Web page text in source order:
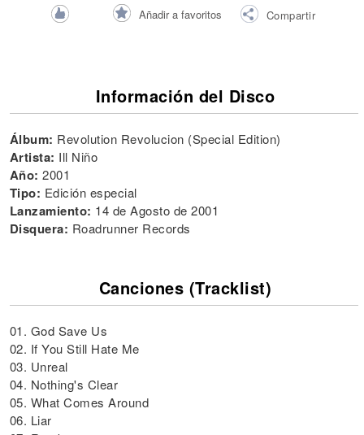
Añadir a favoritos Compartir
Información del Disco
Álbum: Revolution Revolucion (Special Edition)
Artista: Ill Niño
Año: 2001
Tipo: Edición especial
Lanzamiento: 14 de Agosto de 2001
Disquera: Roadrunner Records
Canciones (Tracklist)
01. God Save Us
02. If You Still Hate Me
03. Unreal
04. Nothing's Clear
05. What Comes Around
06. Liar